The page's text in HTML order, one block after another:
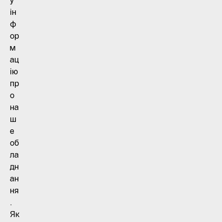
ін
ф
ор
м
ац
ію
пр
о
на
ш
е
об
ла
дн
ан
ня
.
Як